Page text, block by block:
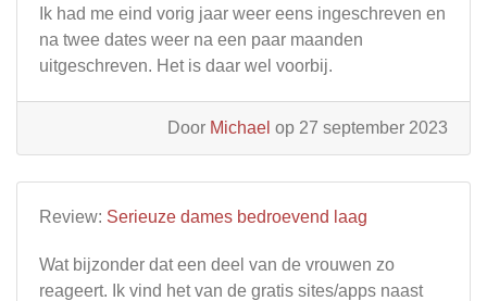
Ik had me eind vorig jaar weer eens ingeschreven en
na twee dates weer na een paar maanden
uitgeschreven. Het is daar wel voorbij.
Door Michael op 27 september 2023
Review: Serieuze dames bedroevend laag
Wat bijzonder dat een deel van de vrouwen zo
reageert. Ik vind het van de gratis sites/apps naast